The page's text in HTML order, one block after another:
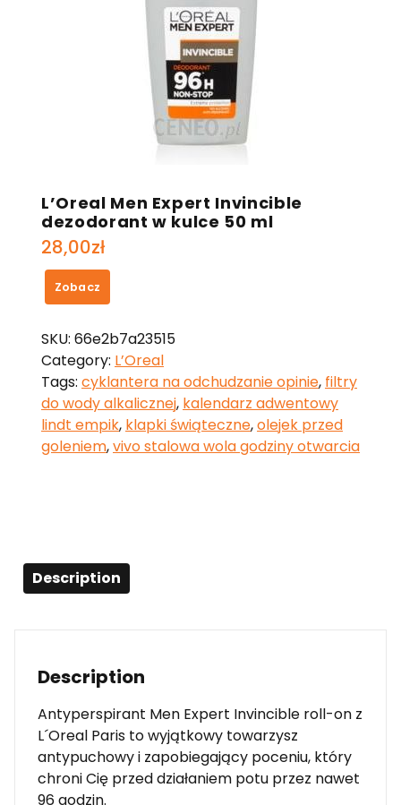
L’Oreal Men Expert Invincible
dezodorant w kulce 50 ml
28,00zł
Zobacz
SKU: 66e2b7a23515
Category: L’Oreal
Tags: cyklantera na odchudzanie opinie, filtry
do wody alkalicznej, kalendarz adwentowy
lindt empik, klapki świąteczne,olejek przed
goleniem,vivo stalowa wola godziny otwarcia
Description
Description
Antyperspirant Men Expert Invincible roll-on z
L´Oreal Paris to wyjątkowy towarzysz
antypuchowy i zapobiegający poceniu, który
chroni Cię przed działaniem potu przez nawet
96 godzin.